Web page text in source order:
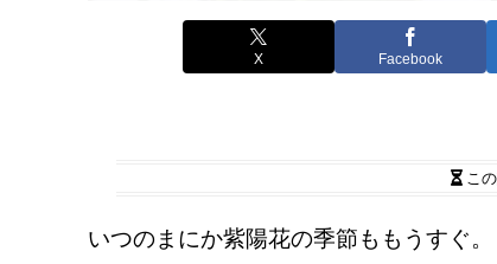
X Facebook
こ
いつのまにか紫陽花の季節ももうすぐ。